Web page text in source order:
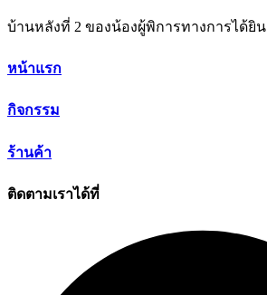
บ้านหลังที่ 2 ของน้องผู้พิการทางการได้ยิน
หน้าแรก
กิจกรรม
ร้านค้า
ติดตามเราได้ที่